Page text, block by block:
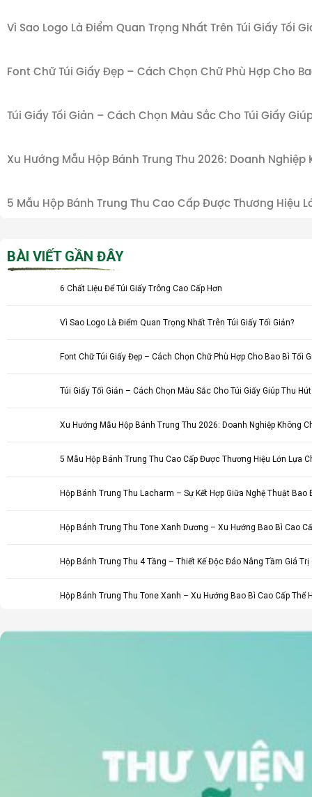
Vì Sao Logo Là Điểm Quan Trọng Nhất Trên Túi Giấy Tối
Font Chữ Túi Giấy Đẹp – Cách Chọn Chữ Phù Hợp Cho
Túi Giấy Tối Giản – Cách Chọn Màu Sắc Cho Túi Giấy
Xu Hướng Mẫu Hộp Bánh Trung Thu 2026: Doanh
5 Mẫu Hộp Bánh Trung Thu Cao Cấp Được Thương Hiệu
BÀI VIẾT GẦN ĐÂY
6 Chất Liệu Để Túi Giấy Trông Cao Cấp Hơn
Vì Sao Logo Là Điểm Quan Trọng Nhất Trên Túi Giấy Tối Giản?
Font Chữ Túi Giấy Đẹp – Cách Chọn Chữ Phù Hợp Cho Bao Bì Tối
Túi Giấy Tối Giản – Cách Chọn Màu Sắc Cho Túi Giấy Giúp Thu
Xu Hướng Mẫu Hộp Bánh Trung Thu 2026: Doanh Nghiệp Không
5 Mẫu Hộp Bánh Trung Thu Cao Cấp Được Thương Hiệu Lớn Lựa
Hộp Bánh Trung Thu Lacharm – Sự Kết Hợp Giữa Nghệ Thuật Bao
Hộp Bánh Trung Thu Tone Xanh Dương – Xu Hướng Bao Bì Cao
Hộp Bánh Trung Thu 4 Tầng – Thiết Kế Độc Đáo Nâng Tầm Giá
Hộp Bánh Trung Thu Tone Xanh – Xu Hướng Bao Bì Cao Cấp Thể